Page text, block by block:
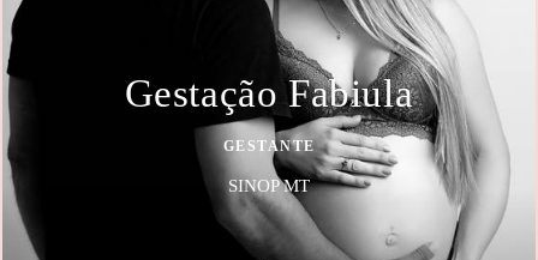
Gestação Fabiula
GESTANTE
SINOP MT